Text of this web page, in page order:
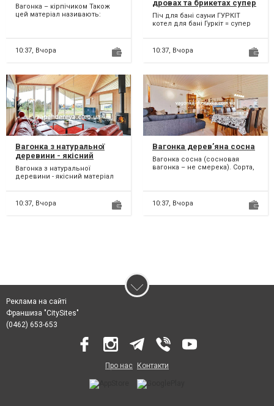
Вагонка – кірпічиком Також
цей матеріал називають:
10:37, Вчора
дровах та брикетах супер
піч
Піч для бані сауни ГУРКІТ
котел для бані Гуркіт = супер
піч створен...
10:37, Вчора
Вагонка з натуральної
деревини - якісний
матеріал на довгі роки
Вагонка з натуральної
деревини - якісний матеріал
* вагонка липа...
10:37, Вчора
Вагонка дерев’яна сосна
Вагонка сосна (сосновая
вагонка – не смерека). Сорта,
10:37, Вчора
Реклама на сайті
Франшиза "CitySites"
(0462) 653-653
Про нас Контакти